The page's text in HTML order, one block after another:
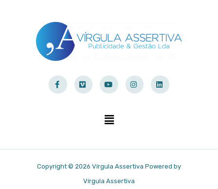
Copyright © 2026 Vírgula Assertiva Powered by
Vírgula Assertiva